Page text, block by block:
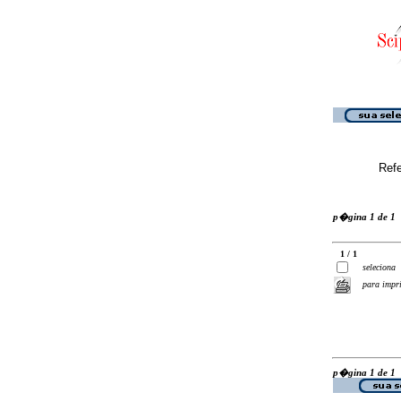
p�gina 1 de 1
1 / 1
seleciona
para
p�gina 1 de 1